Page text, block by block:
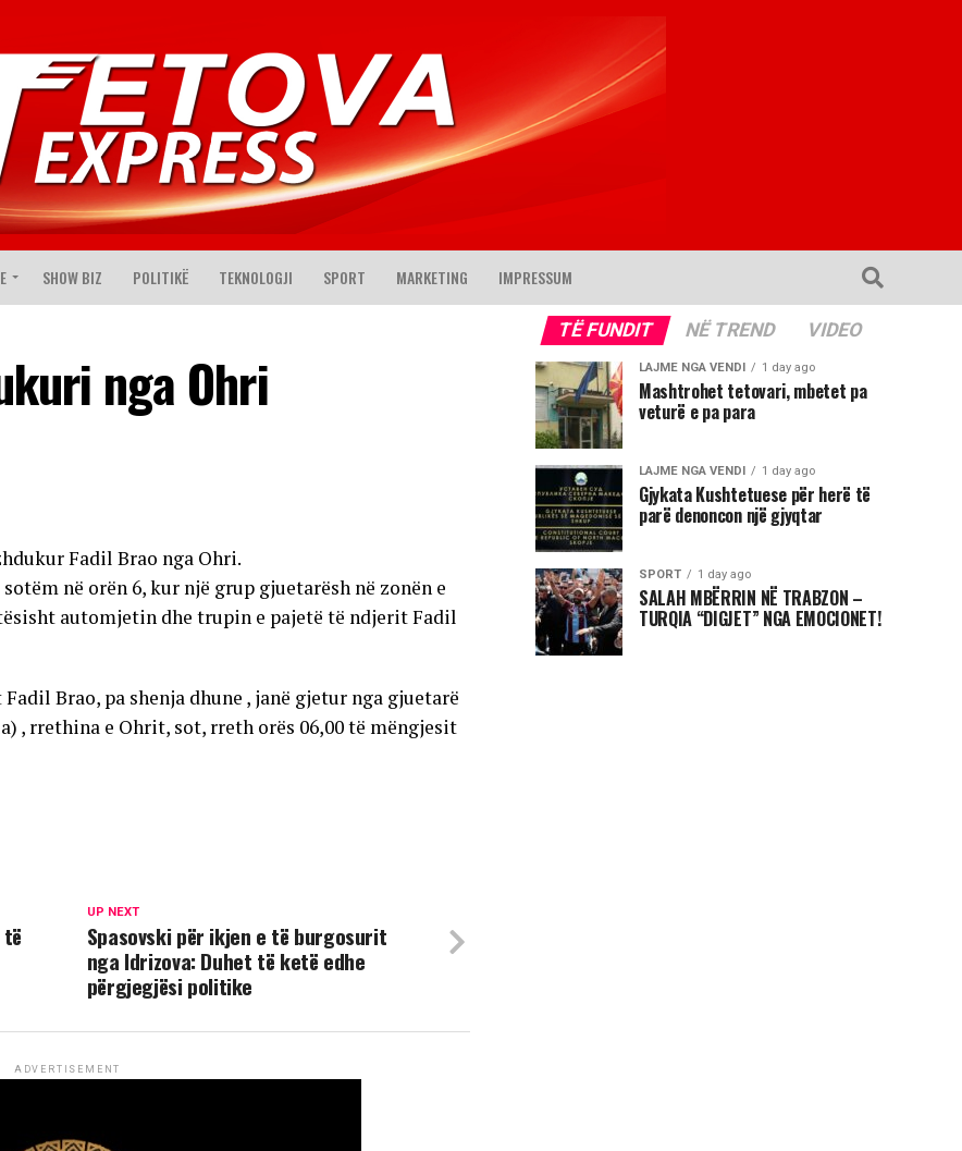
SHOW BIZ POLITIKË TEKNOLOGJI SPORT MARKETING IMPRESSUM
nga Ohri
Fadil Brao nga Ohri.
në orën 6, kur një grup gjuetarësh në zonën e
automjetin dhe trupin e pajetë të ndjerit Fadil
Brao, pa shenja dhune , janë gjetur nga gjuetarë
, rrethina e Ohrit, sot, rreth orës 06,00 të mëngjesit
UP NEXT
Spasovski për ikjen e të burgosurit
nga Idrizova: Duhet të ketë edhe
përgjegjësi politike
ADVERTISEMENT
TË FUNDIT NË TREND VIDEO
LAJME NGA VENDI 1 day ago
Mashtrohet tetovari, mbetet pa
veturë e pa para
LAJME NGA VENDI 1 day ago
Gjykata Kushtetuese për herë të
parë denoncon një gjyqtar
SPORT 1 day ago
SALAH MBËRRIN NË TRABZON –
TURQIA “DIGJET” NGA EMOCIONET!